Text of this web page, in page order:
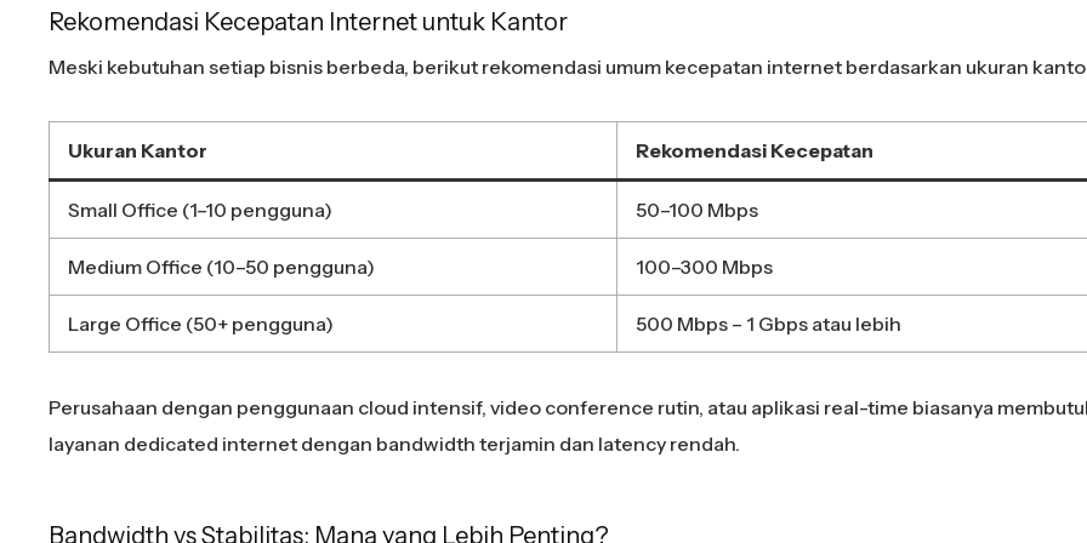
Rekomendasi Kecepatan Internet untuk Kantor
Meski kebutuhan setiap bisnis berbeda, berikut rekomendasi umum kecepatan internet berdasarkan ukuran
Ukuran Kantor Rekomendasi Kecepatan
Small Office (1–10 pengguna) 50–100 Mbps
Medium Office (10–50 pengguna) 100–300 Mbps
Large Office (50+ pengguna) 500 Mbps – 1 Gbps atau lebih
Perusahaan dengan penggunaan cloud intensif, video conference rutin, atau aplikasi real-time biasanya
layanan dedicated internet dengan bandwidth terjamin dan latency rendah.
Bandwidth vs Stabilitas: Mana yang Lebih Penting?